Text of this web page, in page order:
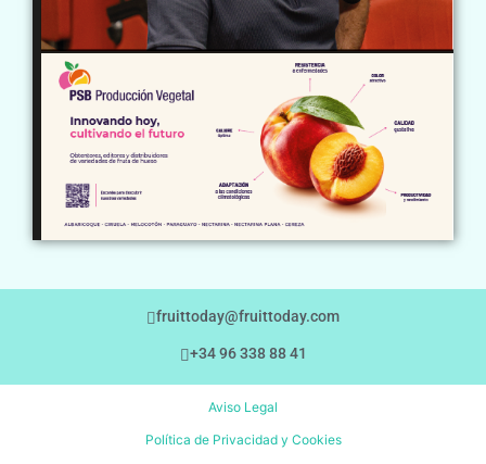
fruittoday@fruittoday.com
+34 96 338 88 41
Aviso Legal
Política de Privacidad y Cookies